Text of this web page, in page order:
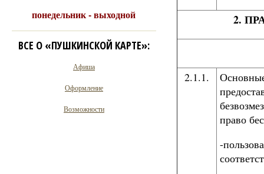
2.
2.1.1.
право
-
понедельник - выходной
ВСЕ О «ПУШКИНСКОЙ КАРТЕ»:
Афиша
Оформление
Возможности